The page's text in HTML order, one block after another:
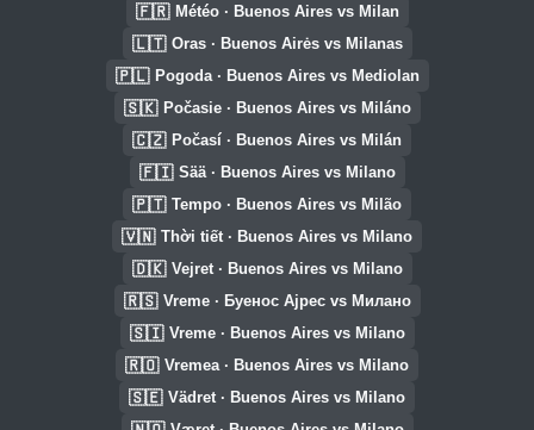
🇫🇷 Météo · Buenos Aires vs Milan
🇱🇹 Oras · Buenos Airės vs Milanas
🇵🇱 Pogoda · Buenos Aires vs Mediolan
🇸🇰 Počasie · Buenos Aires vs Miláno
🇨🇿 Počasí · Buenos Aires vs Milán
🇫🇮 Sää · Buenos Aires vs Milano
🇵🇹 Tempo · Buenos Aires vs Milão
🇻🇳 Thời tiết · Buenos Aires vs Milano
🇩🇰 Vejret · Buenos Aires vs Milano
🇷🇸 Vreme · Буенос Ајрес vs Милано
🇸🇮 Vreme · Buenos Aires vs Milano
🇷🇴 Vremea · Buenos Aires vs Milano
🇸🇪 Vädret · Buenos Aires vs Milano